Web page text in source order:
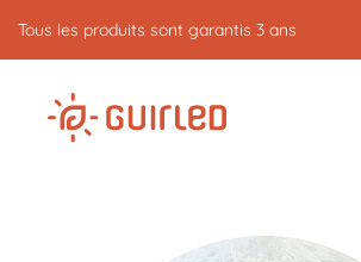
Tous les produits sont garantis 3 ans